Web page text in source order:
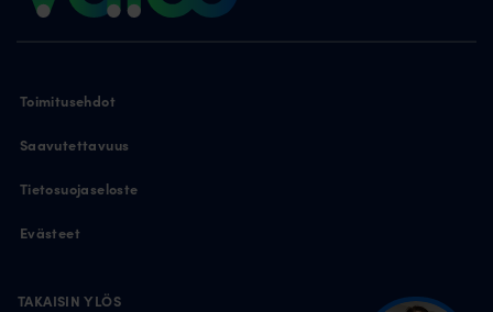
TAKAISIN YLÖS
Toimitusehdot
Saavutettavuus
Tietosuojaseloste
Evästeet